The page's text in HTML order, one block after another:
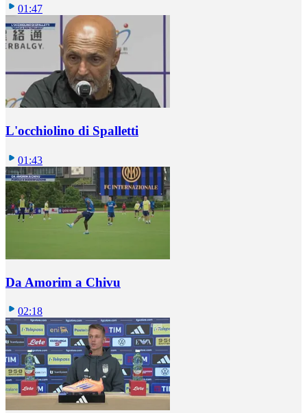
01:47
L'occhiolino di Spalletti
01:43
Da Amorim a Chivu
02:18